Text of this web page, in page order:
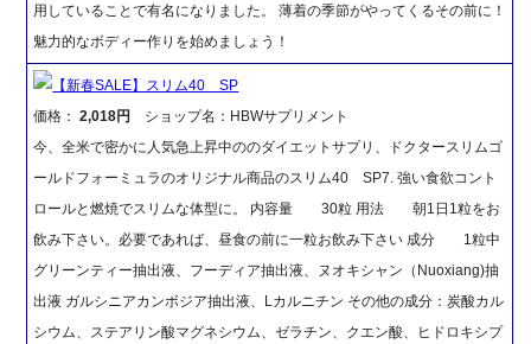
用していることで有名になりました。 薄着の季節がやってくるその前に！
魅力的なボディー作りを始めましょう！
【新春SALE】スリム40 SP
価格：2,018円
ショップ名：HBWサプリメント
今、全米で密かに人気急上昇中ののダイエットサプリ、ドクタースリムゴ
ールドフォーミュラのオリジナル商品のスリム40 SP7. 強い食欲コント
ロールと燃焼でスリムな体型に。 内容量 30粒 用法 朝1日1粒をお
飲み下さい。必要であれば、昼食の前に一粒お飲み下さい 成分 1粒中
グリーンティー抽出液、フーディア抽出液、ヌオキシャン（Nuoxiang)抽
出液 ガルシニアカンボジア抽出液、Lカルニチン その他の成分：炭酸カル
シウム、ステアリン酸マグネシウム、ゼラチン、クエン酸、ヒドロキシプ